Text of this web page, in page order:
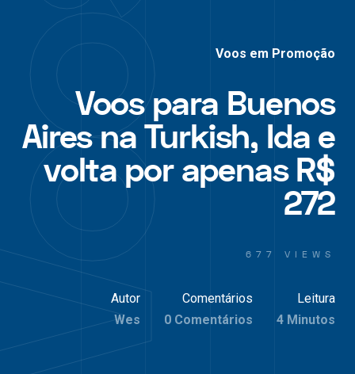
Voos em Promoção
Voos para Buenos
Aires na Turkish, Ida e
volta por apenas R$
272
677 VIEWS
Autor
Wes
Comentários
0 Comentários
Leitura
4 Minutos